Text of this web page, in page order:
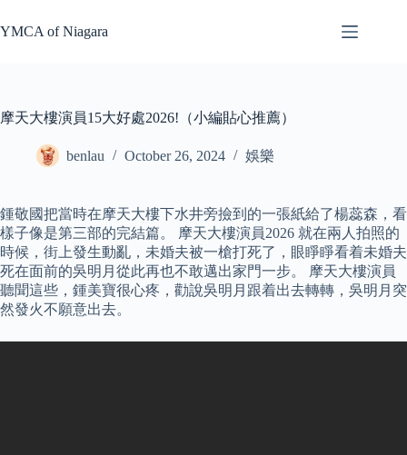
to
content
YMCA of Niagara
摩天大樓演員15大好處2026!（小編貼心推薦）
benlau October 26, 2024 娛樂
鍾敬國把當時在摩天大樓下水井旁撿到的一張紙給了楊蕊森，看
樣子像是第三部的完結篇。 摩天大樓演員2026 就在兩人拍照的
時候，街上發生動亂，未婚夫被一槍打死了，眼睜睜看着未婚夫
死在面前的吳明月從此再也不敢邁出家門一步。 摩天大樓演員
聽聞這些，鍾美寶很心疼，勸說吳明月跟着出去轉轉，吳明月突
然發火不願意出去。